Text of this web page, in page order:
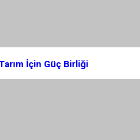
İçin Güç Birliği